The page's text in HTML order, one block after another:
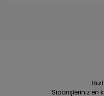
Siparişleriniz en